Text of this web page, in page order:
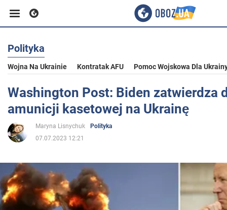
Biznes
Sport
Polityka
Polityka
Wojna Na Ukrainie Kontratak AFU Pomoc Wojskowa Dla
Washington Post: Biden zatwierdza
amunicji kasetowej na Ukrainę
Maryna Lisnychuk
Polityka
07.07.2023 12:21